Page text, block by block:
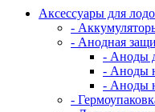
Аксессуары для
-
- Анодная
- Аноды
- Аноды
- Аноды
-